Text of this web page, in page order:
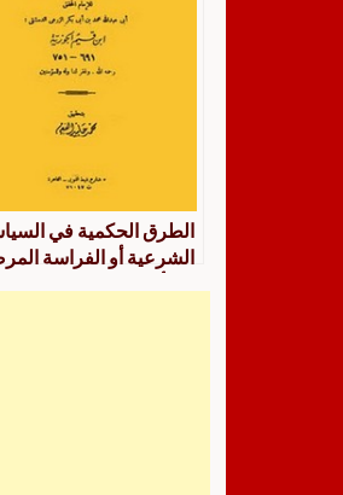
الطرق الحكمية في
الشرعية أو الفراسة